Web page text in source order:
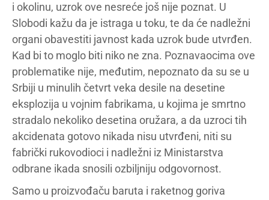
i okolinu, uzrok ove nesreće još nije poznat. U
Slobodi kažu da je istraga u toku, te da će nadležni
organi obavestiti javnost kada uzrok bude utvrđen.
Kad bi to moglo biti niko ne zna. Poznavaocima ove
problematike nije, međutim, nepoznato da su se u
Srbiji u minulih četvrt veka desile na desetine
eksplozija u vojnim fabrikama, u kojima je smrtno
stradalo nekoliko desetina oružara, a da uzroci tih
akcidenata gotovo nikada nisu utvrđeni, niti su
fabrički rukovodioci i nadležni iz Ministarstva
odbrane ikada snosili ozbiljniju odgovornost.
Samo u proizvođaču baruta i raketnog goriva